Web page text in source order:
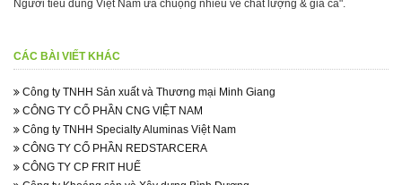
Người tiêu dùng Việt Nam ưa chuộng nhiều về chất lượng & giá cả".
CÁC BÀI VIẾT KHÁC
Công ty TNHH Sản xuất và Thương mại Minh Giang
CÔNG TY CỔ PHẦN CNG VIỆT NAM
Công ty TNHH Specialty Aluminas Việt Nam
CÔNG TY CỔ PHẦN REDSTARCERA
CÔNG TY CP FRIT HUẾ